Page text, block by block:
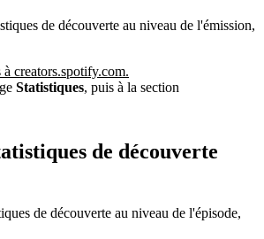
de découverte au niveau de l'émission,
creators.spotify.com.
Statistiques, puis à la section
de découverte
de découverte au niveau de l'épisode,